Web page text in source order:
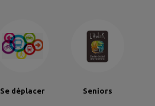
Se déplacer Seniors